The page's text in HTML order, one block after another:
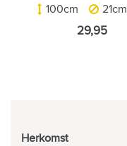
100cm
21cm
29,95
Herkomst